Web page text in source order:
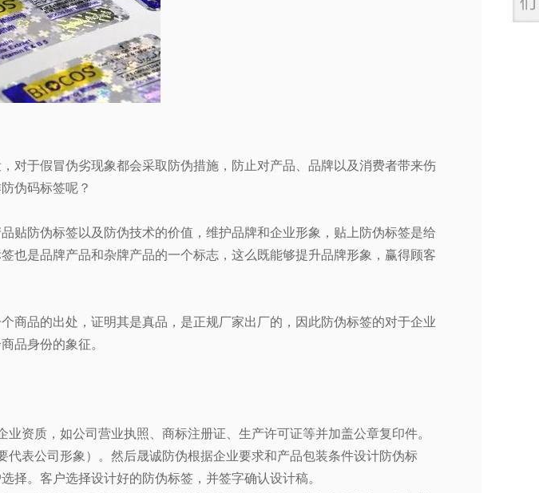
对于假冒伪劣现象都会采取防伪措施，防止对产品、品牌以及消费者带来伤
伪码标签呢？
贴防伪标签以及防伪技术的价值，维护品牌和企业形象，贴上防伪标签是给
也是品牌产品和杂牌产品的一个标志，这么既能够提升品牌形象，赢得顾客
商品的出处，证明其是真品，是正规厂家出厂的，因此防伪标签的对于企业
品身份的象征。
业资质，如公司营业执照、商标注册证、生产许可证等并加盖公章复印件。
代表公司形象）。然后晟诚防伪根据企业要求和产品包装条件设计防伪标
择。客户选择设计好的防伪标签，并签字确认设计稿。